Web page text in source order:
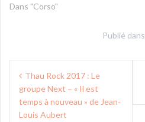
Dans "Corso"
Publié dans
Navigation
de
l’article
Thau Rock 2017 : Le
groupe Next – « Il est
temps à nouveau » de Jean-
Louis Aubert